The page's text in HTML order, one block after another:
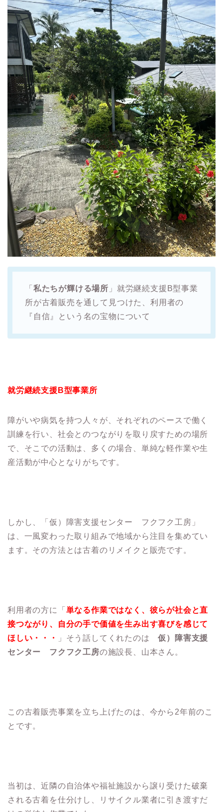
「 私たちが輝ける場所 」就労継続支援B型事業
所が古着販売を通して見つけた、利用者の
『自信』という名の宝物について
就労継続支援B型事業所
障がいや病気を持つ人々が、それぞれのペースで働く
訓練を行い、社会とのつながりを取り戻すための場所
で、そこでの活動は、多くの場合、単純な軽作業や生
産活動が中心となりがちです。
しかし、「仮）障害支援センター フクフク工房」
は、一風変わった取り組みで地域から注目を集めてい
ます。その方法とは古着のリメイクと販売です。
利用者の方に「 単なる作業ではなく、彼らが社会と直
接つながり、自分の手で価値を生み出す喜びを感じて
ほしい・・・
」そう話してくれたのは仮）障害支援
センター フクフク工房の施設長、山本さん。
この古着販売事業を立ち上げたのは、今から2年前のこ
とです。
当初は、近隣の自治体や福祉施設から譲り受けた破棄
される古着を仕分けし、リサイクル業者に引き渡すだ